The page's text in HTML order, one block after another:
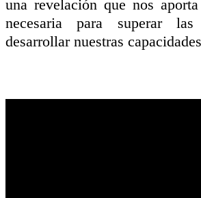
una revelación que nos
necesaria para superar
desarrollar nuestras